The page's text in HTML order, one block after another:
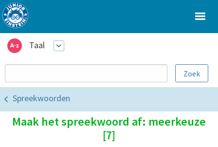
Taal
Spreekwoorden
Maak het spreekwoord af: meerkeuze
[7]